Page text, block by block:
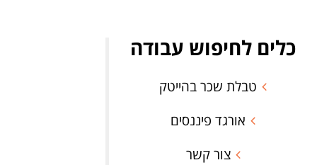
כלים לחיפוש עבודה
טבלת שכר בהייטק
אורגד פיננסים
צור קשר